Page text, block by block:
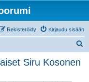
Kirjaudu sisään
Rekisteröidy
Siru Kosonen